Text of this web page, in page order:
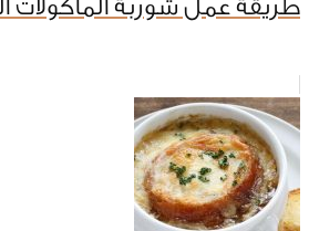
طريقة عمل شوربة المأكولات